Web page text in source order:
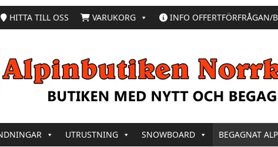
HITTA TILL OSS VARUKORG INFO OFFERTFÖRFRÅGAN/
UTRUSTNING SNOWBOARD BEGAGNAT